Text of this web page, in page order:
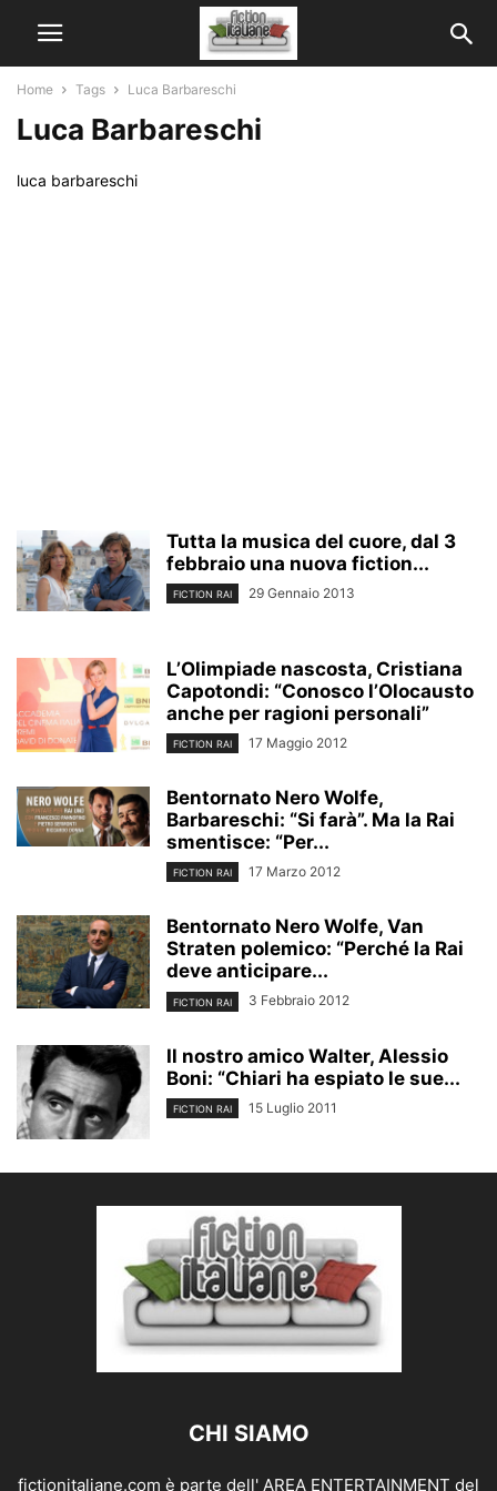
Home Tags Luca Barbareschi
Luca Barbareschi
luca barbareschi
Tutta la musica del cuore, dal 3
febbraio una nuova fiction...
FICTION RAI 29 Gennaio 2013
L’Olimpiade nascosta, Cristiana
Capotondi: “Conosco l’Olocausto
anche per ragioni personali”
FICTION RAI 17 Maggio 2012
Bentornato Nero Wolfe,
Barbareschi: “Si farà”. Ma la Rai
smentisce: “Per...
FICTION RAI 17 Marzo 2012
Bentornato Nero Wolfe, Van
Straten polemico: “Perché la Rai
deve anticipare...
FICTION RAI 3 Febbraio 2012
Il nostro amico Walter, Alessio
Boni: “Chiari ha espiato le sue...
FICTION RAI 15 Luglio 2011
CHI SIAMO
fictionitaliane.com è parte dell' AREA ENTERTAINMENT del